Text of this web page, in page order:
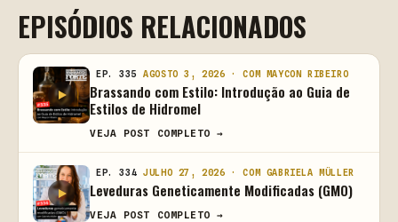
EPISÓDIOS RELACIONADOS
EP. 335 AGOSTO 3, 2026 · COM MAYCON RIBEIRO
Brassando com Estilo: Introdução ao Guia de
Estilos de Hidromel
VEJA POST COMPLETO →
EP. 334 JULHO 27, 2026 · COM GABRIELA MÜLLER
Leveduras Geneticamente Modificadas (GMO)
VEJA POST COMPLETO →